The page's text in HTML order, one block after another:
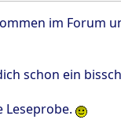
im Forum
schon ein
Leseprobe.